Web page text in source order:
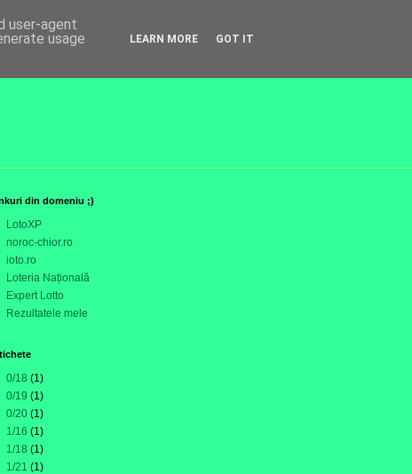
din domeniu ;)
LotoXP
noroc-chior.ro
ioto.ro
Loteria Națională
Expert Lotto
Rezultatele mele
0/18 (1)
0/19 (1)
0/20 (1)
1/16 (1)
1/18 (1)
1/21 (1)
user-agent
usage
LEARN MORE GOT IT